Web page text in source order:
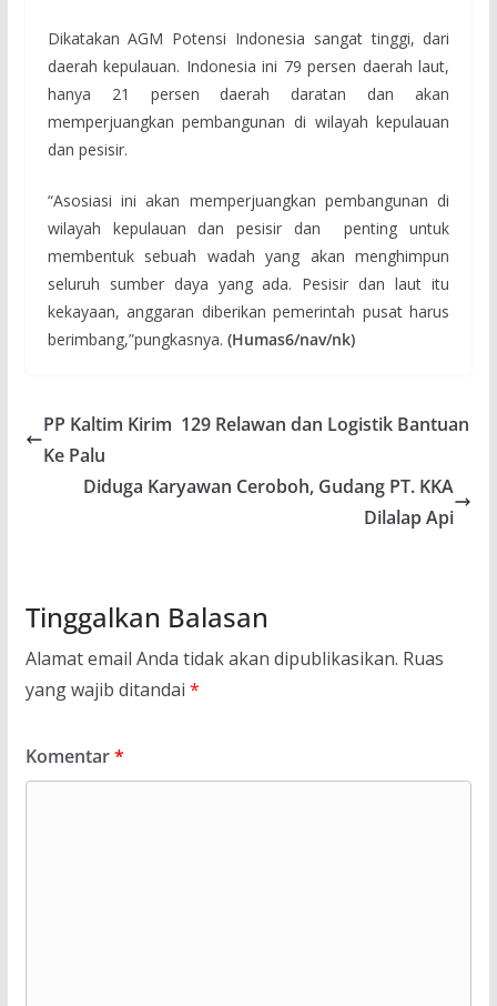
Dikatakan AGM Potensi Indonesia sangat tinggi, dari
daerah kepulauan. Indonesia ini 79 persen daerah laut,
hanya 21 persen daerah daratan dan akan
memperjuangkan pembangunan di wilayah kepulauan
dan pesisir.
“Asosiasi ini akan memperjuangkan pembangunan di
wilayah kepulauan dan pesisir dan penting untuk
membentuk sebuah wadah yang akan menghimpun
seluruh sumber daya yang ada. Pesisir dan laut itu
kekayaan, anggaran diberikan pemerintah pusat harus
berimbang,”pungkasnya. (Humas6/nav/nk)
PP Kaltim Kirim 129 Relawan dan Logistik Bantuan
Ke Palu
Diduga Karyawan Ceroboh, Gudang PT. KKA
Dilalap Api
Tinggalkan Balasan
Alamat email Anda tidak akan dipublikasikan. Ruas
yang wajib ditandai *
Komentar*